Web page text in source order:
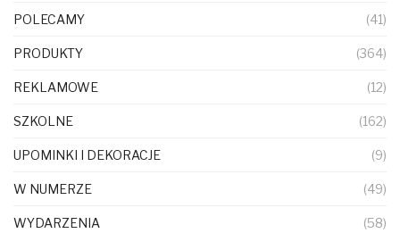
POLECAMY (41)
PRODUKTY (364)
REKLAMOWE (12)
SZKOLNE (162)
UPOMINKI I DEKORACJE (9)
W NUMERZE (49)
WYDARZENIA (58)